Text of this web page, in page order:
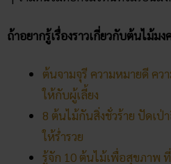
ถ้าอยากรู้เรื่องราวเกี่ยวกับต้นไม้ม
ต้นจามจุรี ความหมายดี คว
ให้กับผู้เลี้ยง
8 ต้นไม้กันสิ่งชั่วร้าย​ ปัดเป่า
ให้ร่ำรวย
รู้จัก 10 ต้นไม้เพื่อสุขภาพ
ดีมาให้คุณ